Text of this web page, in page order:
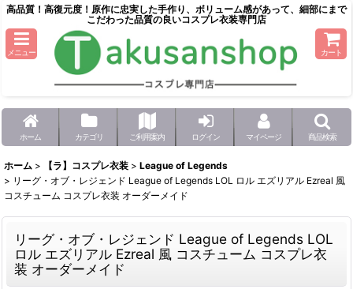
高品質！高復元度！原作に忠実した手作り、ボリューム感があって、細部にまで
こだわった品質の良いコスプレ衣装専門店
メニュー カート
ホーム カテゴリ ご利用案内 ログイン マイページ 商品検索
ホーム > 【ラ】コスプレ衣装 > League of Legends
> リーグ・オブ・レジェンド League of Legends LOL ロル エズリアル Ezreal 風
コスチューム コスプレ衣装 オーダーメイド
リーグ・オブ・レジェンド League of Legends LOL
ロル エズリアル Ezreal 風 コスチューム コスプレ衣
装 オーダーメイド